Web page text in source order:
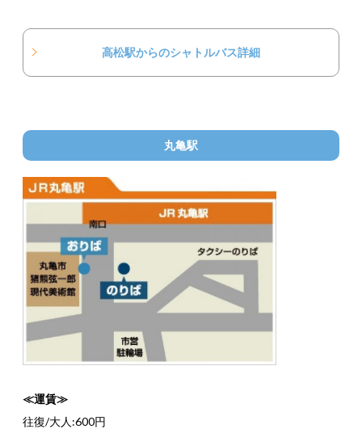
高松駅からのシャトルバス詳細
丸亀駅
≪運賃≫
往復/大人:600円